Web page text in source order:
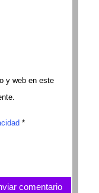
y web en este
*
comentario